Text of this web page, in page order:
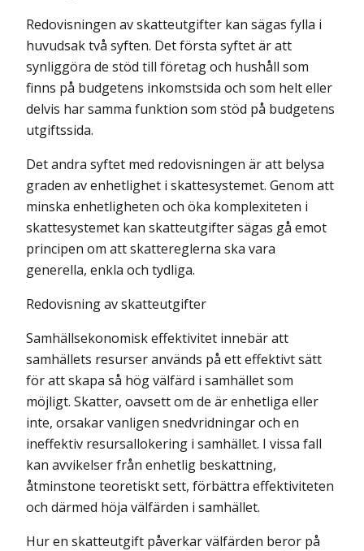
Redovisningen av skatteutgifter kan sägas fylla i
huvudsak två syften. Det första syftet är att
synliggöra de stöd till företag och hushåll som
finns på budgetens inkomstsida och som helt eller
delvis har samma funktion som stöd på budgetens
utgiftssida.
Det andra syftet med redovisningen är att belysa
graden av enhetlighet i skattesystemet. Genom att
minska enhetligheten och öka komplexiteten i
skattesystemet kan skatteutgifter sägas gå emot
principen om att skattereglerna ska vara
generella, enkla och tydliga.
Redovisning av skatteutgifter
Samhällsekonomisk effektivitet innebär att
samhällets resurser används på ett effektivt sätt
för att skapa så hög välfärd i samhället som
möjligt. Skatter, oavsett om de är enhetliga eller
inte, orsakar vanligen snedvridningar och en
ineffektiv resursallokering i samhället. I vissa fall
kan avvikelser från enhetlig beskattning,
åtminstone teoretiskt sett, förbättra effektiviteten
och därmed höja välfärden i samhället.
Hur en skatteutgift påverkar välfärden beror på